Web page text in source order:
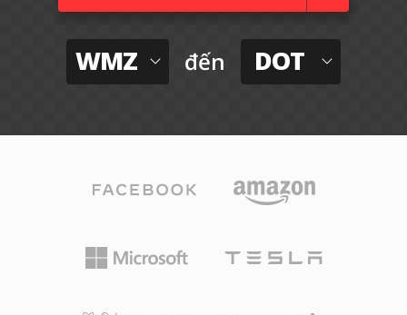
WMZ đến DOT